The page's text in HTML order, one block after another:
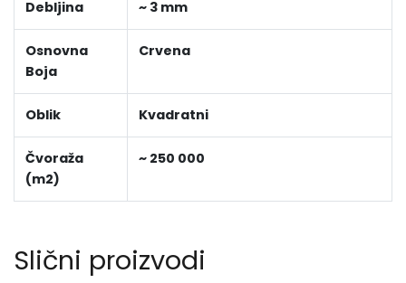
Debljina ~ 3 mm
Osnovna
Boja
Crvena
Oblik Kvadratni
Čvoraža
(m2)
~ 250 000
Slični proizvodi